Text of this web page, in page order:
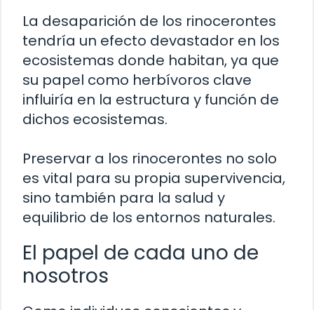
La desaparición de los rinocerontes
tendría un efecto devastador en los
ecosistemas donde habitan, ya que
su papel como herbívoros clave
influiría en la estructura y función de
dichos ecosistemas.
Preservar a los rinocerontes no solo
es vital para su propia supervivencia,
sino también para la salud y
equilibrio de los entornos naturales.
El papel de cada uno de
nosotros